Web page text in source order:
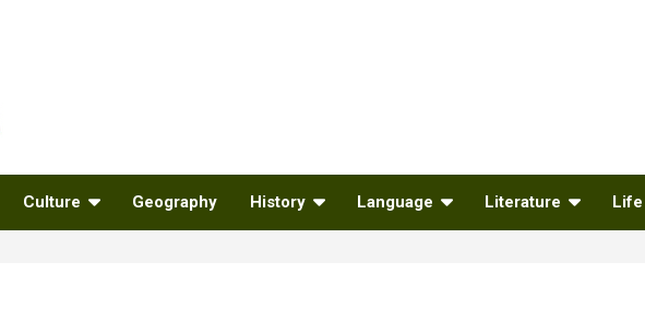
Culture Geography History Language Literature Life